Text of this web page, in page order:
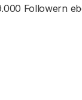
Followern